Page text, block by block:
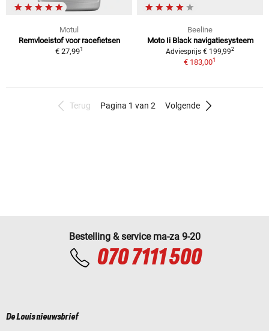
Motul
Remvloeistof voor racefietsen
€ 27,991
Beeline
Moto Ii Black navigatiesysteem
Adviesprijs € 199,992
€ 183,001
Terug Pagina 1 van 2 Volgende
Bestelling & service ma-za 9-20
070 7111 500
De Louis nieuwsbrief